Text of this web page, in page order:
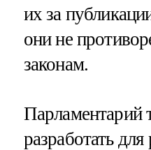
их за
они не
законам.
Парламентарий
разработать